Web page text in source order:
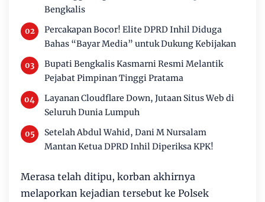
Bengkalis
Percakapan Bocor! Elite DPRD Inhil Diduga
Bahas “Bayar Media” untuk Dukung Kebijakan
Bupati Bengkalis Kasmarni Resmi Melantik
Pejabat Pimpinan Tinggi Pratama
Layanan Cloudflare Down, Jutaan Situs Web di
Seluruh Dunia Lumpuh
Setelah Abdul Wahid, Dani M Nursalam
Mantan Ketua DPRD Inhil Diperiksa KPK!
Merasa telah ditipu, korban akhirnya
melaporkan kejadian tersebut ke Polsek